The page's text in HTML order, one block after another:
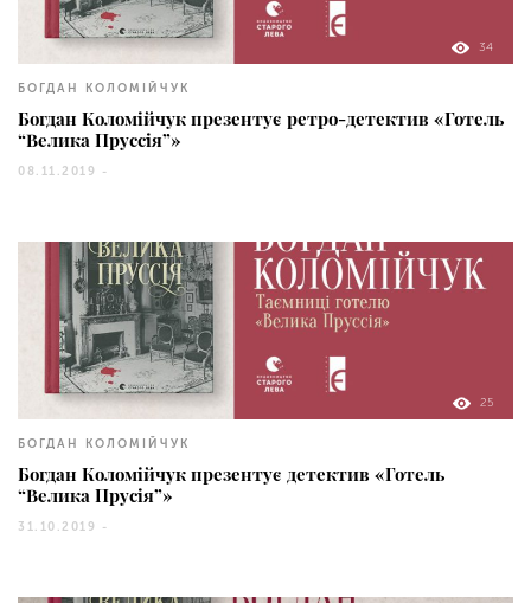
34
БОГДАН КОЛОМІЙЧУК
Богдан Коломійчук презентує ретро-детектив «Готель
“Велика Пруссія”»
08.11.2019 -
25
БОГДАН КОЛОМІЙЧУК
Богдан Коломійчук презентує детектив «Готель
“Велика Прусія”»
31.10.2019 -